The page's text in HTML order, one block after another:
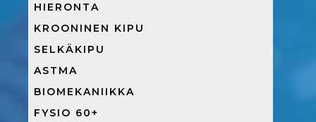
HIERONTA
KROONINEN KIPU
SELKÄKIPU
ASTMA
BIOMEKANIIKKA
FYSIO 60+